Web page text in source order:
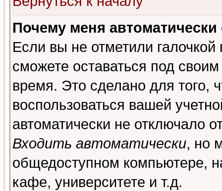
Почему меня автоматически
Если вы не отметили галочкой
сможете оставаться под
время. Это сделано для того,
воспользоваться вашей
автоматически не отключало
Входить автоматически, но
общедоступном компьютере,
кафе, университете и т.д.